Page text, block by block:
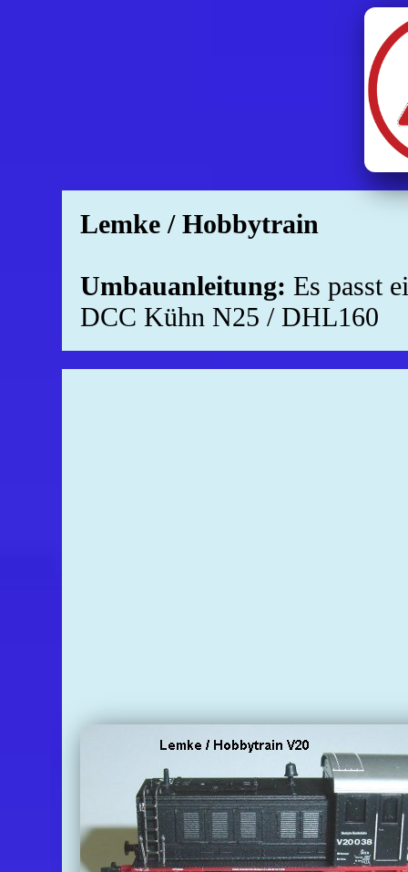
Lemke / Hobbytrain
Umbauanleitung: Es passt
DCC Kühn N25 / DHL160